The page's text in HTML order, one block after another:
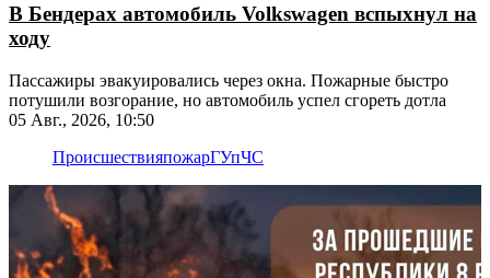
В Бендерах автомобиль Volkswagen вспыхнул на
ходу
Пассажиры эвакуировались через окна. Пожарные быстро
потушили возгорание, но автомобиль успел сгореть дотла
05 Авг., 2026, 10:50
ПроисшествияпожарГУпЧС